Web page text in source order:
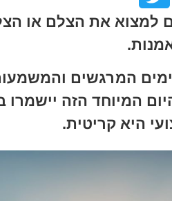
למצוא את הצלם או
המרגשים
המיוחד הזה
היא קריטית.